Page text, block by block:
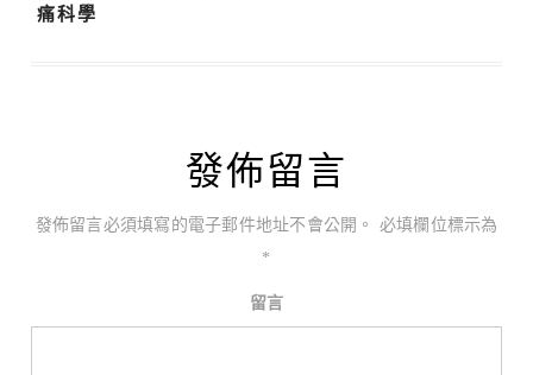
痛科學
發佈留言
發佈留言必須填寫的電子郵件地址不會公開。
必填欄位標示為
*
留言